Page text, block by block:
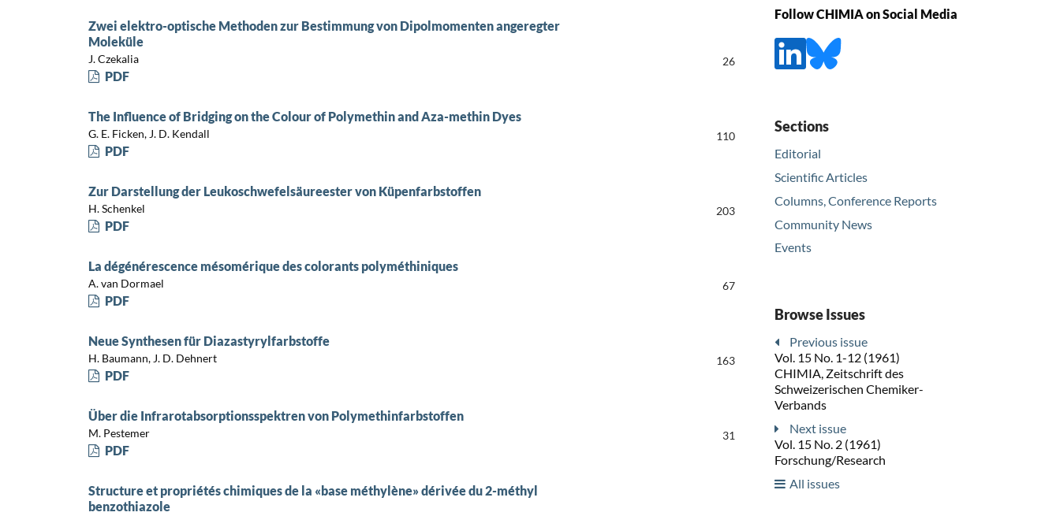
Zwei elektro-optische Methoden zur Bestimmung von Dipolmomenten angeregter
Moleküle
J. Czekalia 26
PDF
The Influence of Bridging on the Colour of Polymethin and Aza-methin Dyes
G. E. Ficken, J. D. Kendall 110
PDF
Zur Darstellung der Leukoschwefelsäureester von Küpenfarbstoffen
H. Schenkel 203
PDF
La dégénérescence mésomérique des colorants polyméthiniques
A. van Dormael 67
PDF
Neue Synthesen für Diazastyrylfarbstoffe
H. Baumann, J. D. Dehnert 163
PDF
Über die Infrarotabsorptionsspektren von Polymethinfarbstoffen
M. Pestemer 31
PDF
Structure et propriétés chimiques de la «base méthylène» dérivée du 2-méthyl
benzothiazole
Follow CHIMIA on Social Media
Sections
Editorial
Scientific Articles
Columns, Conference Reports
Community News
Events
Browse Issues
Previous issue
Vol. 15 No. 1-12 (1961)
CHIMIA, Zeitschrift des
Schweizerischen Chemiker-
Verbands
Next issue
Vol. 15 No. 2 (1961)
Forschung/Research
All issues